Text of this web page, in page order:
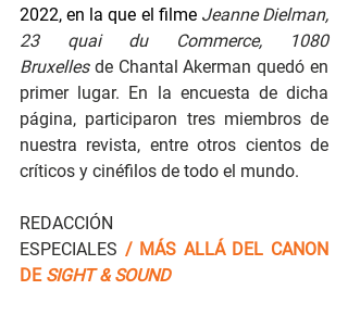
2022, en la que el filme Jeanne Dielman,
23 quai du Commerce, 1080
Bruxelles de Chantal Akerman quedó en
primer lugar. En la encuesta de dicha
página, participaron tres miembros de
nuestra revista, entre otros cientos de
críticos y cinéfilos de todo el mundo.
REDACCIÓN
ESPECIALES / MÁS ALLÁ DEL CANON
DE SIGHT & SOUND